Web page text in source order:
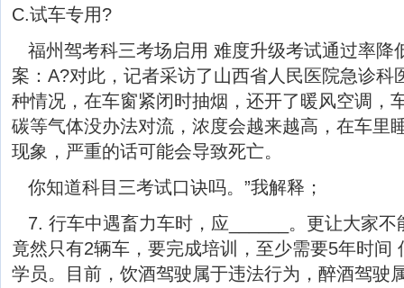
C.试车专用?
福州驾考科三考场启用 难度升级考试通过率降
案：A?对此，记者采访了山西省人民医院急诊科
种情况，在车窗紧闭时抽烟，还开了暖风空调，
碳等气体没办法对流，浓度会越来越高，在车里
现象，严重的话可能会导致死亡。
你知道科目三考试口诀吗。”我解释；
7. 行车中遇畜力车时，应______。更让大家
竟然只有2辆车，要完成培训，至少需要5年时间
学员。目前，饮酒驾驶属于违法行为，醉酒驾驶